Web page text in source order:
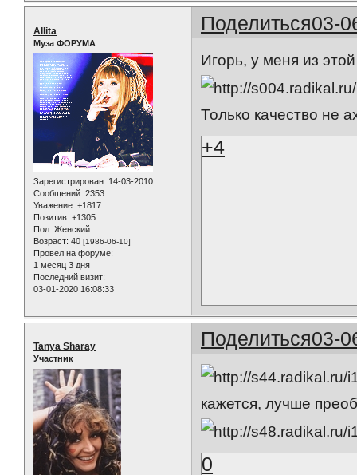
Поделиться03-
Allita
Муза ФОРУМА
Зарегистрирован: 14-03-2010
Сообщений: 2353
Уважение: +1817
Позитив: +1305
Пол: Женский
Возраст: 40 [1986-06-10]
Провел на форуме:
1 месяц 3 дня
Последний визит:
03-01-2020 16:08:33
Игорь, у меня из
Только качество не
+4
Поделиться03-
Tanya Sharay
Участник
кажется, лучше
0